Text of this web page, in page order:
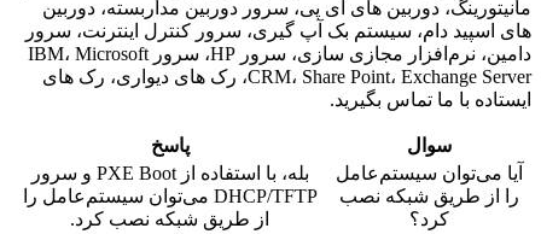
مانیتورینگ، دوربین های آی پی، سرور دوربین مداربسته، دوربین
های اسپید دام، سیستم بک آپ گیری، سرور کنترل اینترنت، سرور
دامین، نرم‌افزار مجازی سازی، سرور HP، سرور IBM، Microsoft
CRM، Share Point، Exchange Server، رک های دیواری، رک های
ایستاده با ما تماس بگیرید.
سوال
پاسخ
آیا می‌توان سیستم‌عامل
را از طریق شبکه نصب
کرد؟
بله، با استفاده از PXE Boot و سرور
DHCP/TFTP می‌توان سیستم‌عامل را
از طریق شبکه نصب کرد.